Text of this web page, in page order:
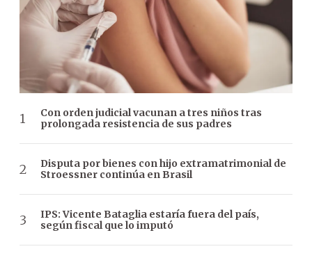
Con orden judicial vacunan a tres niños tras
prolongada resistencia de sus padres
Disputa por bienes con hijo extramatrimonial de
Stroessner continúa en Brasil
IPS: Vicente Bataglia estaría fuera del país,
según fiscal que lo imputó